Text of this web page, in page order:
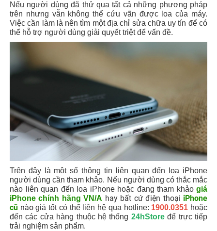
Nếu người dùng đã thử qua tất cả những phương pháp
trên nhưng vẫn không thể cứu vãn được loa của máy.
Việc cần làm là nên tìm một địa chỉ sửa chữa uy tín để có
thể hỗ trợ người dùng giải quyết triệt để vấn đề.
Trên đây là một số thông tin liên quan đến loa iPhone
người dùng cần tham khảo. Nếu người dùng có thắc mắc
nào liên quan đến loa iPhone hoặc đang tham khảo giá
iPhone chính hãng VN/A hay bất cứ điện thoại iPhone
cũ nàogiá tốt có thể liên hệ qua hotline: 1900.0351 hoặc
đến các cửa hàng thuộc hệ thống 24hStoređể trực tiếp
trải nghiệm sản phẩm.